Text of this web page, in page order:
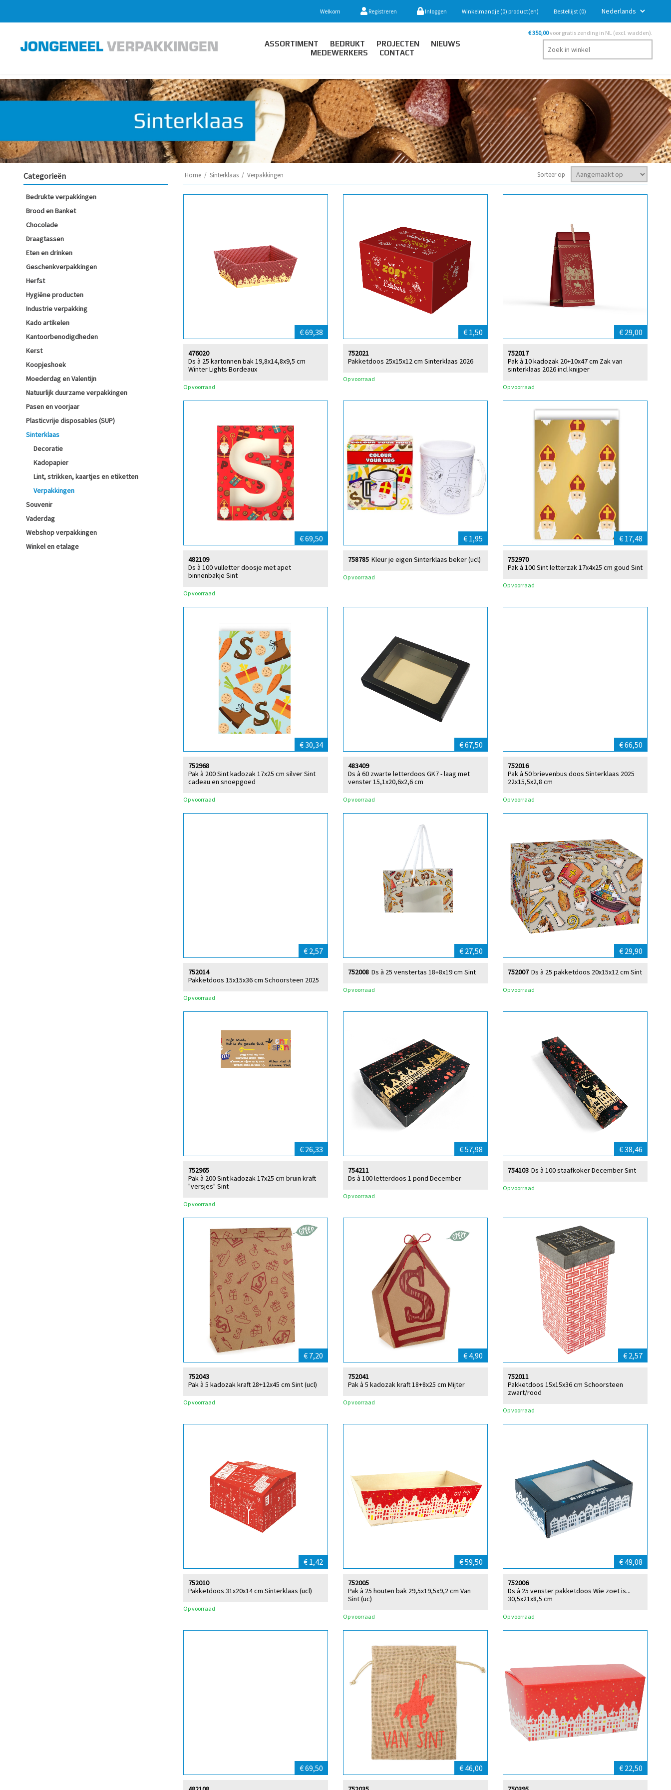
Welkom Registreren Inloggen Winkelmandje (0) product(en) Bestellijst (0)
ASSORTIMENT BEDRUKT PROJECTEN
NIEUWS
MEDEWERKERS
CONTACT
€ 350,00voor gratis zending in NL (excl. wadden).
Categorieën
Bedrukte verpakkingen
Brood en Banket
Chocolade
Draagtassen
Eten en drinken
Geschenkverpakkingen
Herfst
Hygiëne producten
Industrie verpakking
Kado artikelen
Kantoorbenodigdheden
Kerst
Koopjeshoek
Moederdag en Valentijn
Natuurlijk duurzame verpakkingen
Pasen en voorjaar
Plasticvrije disposables (SUP)
Sinterklaas
Decoratie
Kadopapier
Lint, strikken, kaartjes en etiketten
Verpakkingen
Souvenir
Vaderdag
Webshop verpakkingen
Winkel en etalage
Home / Sinterklaas / Verpakkingen Sorteer op
€ 69,38
Ds à 25 kartonnen bak 19,8x14,8x9,5 cm
Winter Lights Bordeaux
476020
Op voorraad
€ 1,50
Pakketdoos 25x15x12 cm Sinterklaas 2026
752021
Op voorraad
€ 29,00
Pak à 10 kadozak 20+10x47 cm Zak van
sinterklaas 2026 incl knijper
752017
Op voorraad
€ 69,50
Ds à 100 vulletter doosje met apet
binnenbakje Sint
482109
Op voorraad
€ 1,95
Kleur je eigen Sinterklaas beker (ucl)
758785
Op voorraad
€ 17,48
Pak à 100 Sint letterzak 17x4x25 cm goud Sint
752970
Op voorraad
€ 30,34
Pak à 200 Sint kadozak 17x25 cm silver Sint
cadeau en snoepgoed
752968
Op voorraad
€ 67,50
Ds à 60 zwarte letterdoos GK7 - laag met
venster 15,1x20,6x2,6 cm
483409
Op voorraad
€ 66,50
Pak à 50 brievenbus doos Sinterklaas 2025
22x15,5x2,8 cm
752016
Op voorraad
€ 2,57
Pakketdoos 15x15x36 cm Schoorsteen 2025
752014
Op voorraad
€ 27,50
Ds à 25 venstertas 18+8x19 cm Sint
752008
Op voorraad
€ 29,90
Ds à 25 pakketdoos 20x15x12 cm Sint
752007
Op voorraad
€ 26,33
Pak à 200 Sint kadozak 17x25 cm bruin kraft
"versjes" Sint
752965
Op voorraad
€ 57,98
Ds à 100 letterdoos 1 pond December
754211
Op voorraad
€ 38,46
Ds à 100 staafkoker December Sint
754103
Op voorraad
€ 7,20
Pak à 5 kadozak kraft 28+12x45 cm Sint (ucl)
752043
Op voorraad
€ 4,90
Pak à 5 kadozak kraft 18+8x25 cm Mijter
752041
Op voorraad
€ 2,57
Pakketdoos 15x15x36 cm Schoorsteen
zwart/rood
752011
Op voorraad
€ 1,42
Pakketdoos 31x20x14 cm Sinterklaas (ucl)
752010
Op voorraad
€ 59,50
Pak à 25 houten bak 29,5x19,5x9,2 cm Van
Sint (uc)
752005
Op voorraad
€ 49,08
Ds à 25 venster pakketdoos Wie zoet is...
30,5x21x8,5 cm
752006
Op voorraad
€ 69,50 € 46,00 € 22,50